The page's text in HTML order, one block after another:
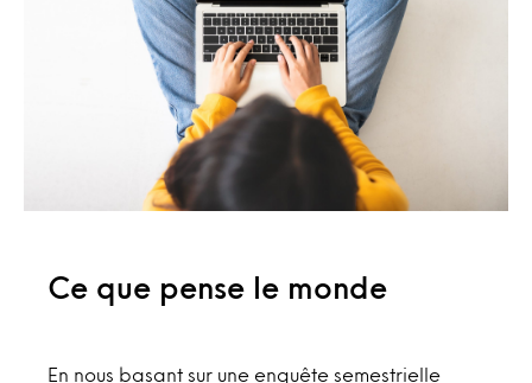
Ce que pense le monde
En nous basant sur une enquête semestrielle